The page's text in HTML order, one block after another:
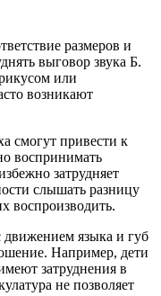
размеров и
выговор звука Б.
или
возникают
смогут привести к
воспринимать
затрудняет
слышать разницу
воспроизводить.
языка и губ
Например, дети
затруднения в
не позволяет